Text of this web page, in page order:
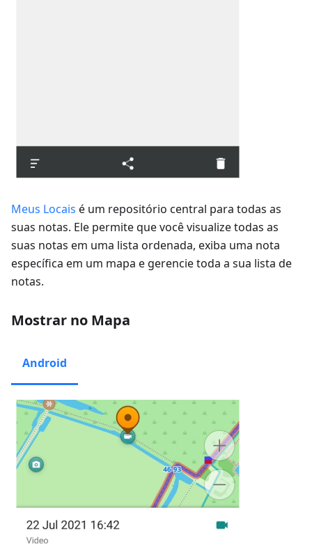
Meus Locais é um repositório central para todas as
suas notas. Ele permite que você visualize todas as
suas notas em uma lista ordenada, exiba uma nota
específica em um mapa e gerencie toda a sua lista de
notas.
Mostrar no Mapa
Android